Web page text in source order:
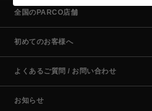
全国のPARCO店舗
初めてのお客様へ
よくあるご質問 / お問い合わせ
お知らせ